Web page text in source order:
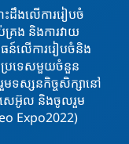
ះដឹងលើការរៀបចំ
រង និងការវាយ
ន៍លើការរៀបចំនិង
ប្រទេសមួយចំនួន
ទស្សនកិច្ចសិក្សានៅ
ត្រសេអ៊ូល និងចូលរួម
Expo2022)